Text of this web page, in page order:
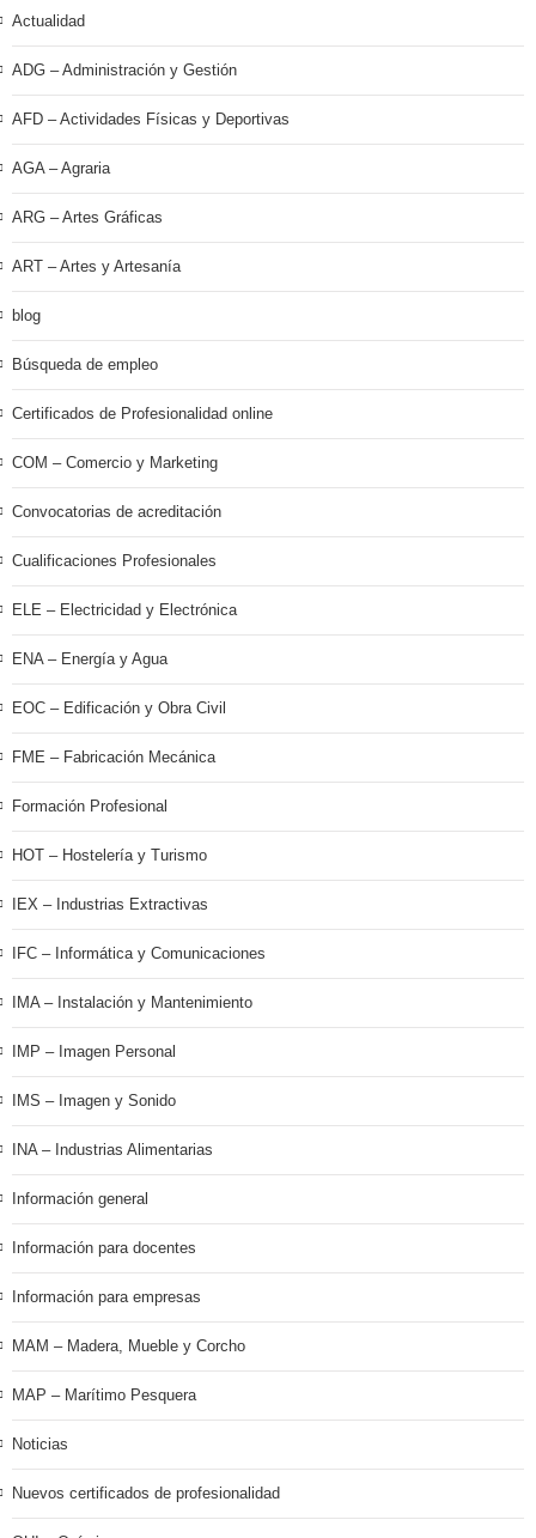
Actualidad
ADG – Administración y Gestión
AFD – Actividades Físicas y Deportivas
AGA – Agraria
ARG – Artes Gráficas
ART – Artes y Artesanía
blog
Búsqueda de empleo
Certificados de Profesionalidad online
COM – Comercio y Marketing
Convocatorias de acreditación
Cualificaciones Profesionales
ELE – Electricidad y Electrónica
ENA – Energía y Agua
EOC – Edificación y Obra Civil
FME – Fabricación Mecánica
Formación Profesional
HOT – Hostelería y Turismo
IEX – Industrias Extractivas
IFC – Informática y Comunicaciones
IMA – Instalación y Mantenimiento
IMP – Imagen Personal
IMS – Imagen y Sonido
INA – Industrias Alimentarias
Información general
Información para docentes
Información para empresas
MAM – Madera, Mueble y Corcho
MAP – Marítimo Pesquera
Noticias
Nuevos certificados de profesionalidad